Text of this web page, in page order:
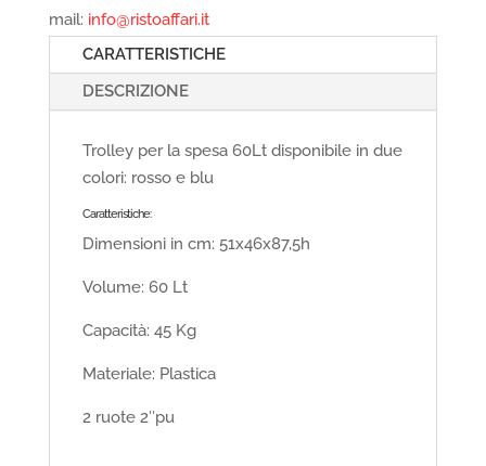
mail: info@ristoaffari.it
CARATTERISTICHE
DESCRIZIONE
Trolley per la spesa 60Lt disponibile in due
colori: rosso e blu
Caratteristiche:
Dimensioni in cm: 51x46x87,5h
Volume: 60 Lt
Capacità: 45 Kg
Materiale: Plastica
2 ruote 2″pu